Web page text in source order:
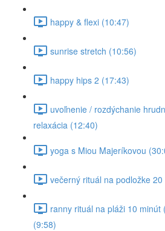
happy & flexi (10:47)
sunrise stretch (10:56)
happy hips 2 (17:43)
uvoľnenie / rozdýchanie
relaxácia (12:40)
yoga s Miou Majeríkovou
večerný rituál na podložke
ranny rituál na pláži 10 minút
(9:58)